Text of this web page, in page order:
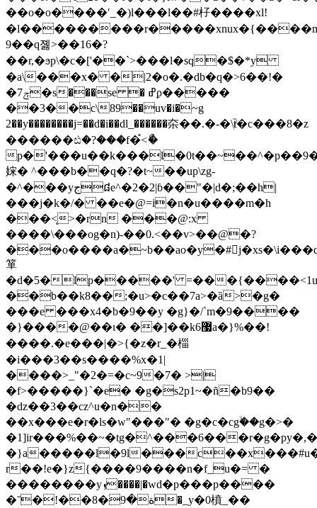
��o�o����ʹ_�)l���l��#杍����xl!
9��q졣>��16�?
��r,�ϧp\�c�['��`>���l�sq�$�*y
�a\���x� �|2�o�.�db�q�>6��!�
�ݼ7�s���se � ߝϼ�����
��3��c\89��uv�i�~g
2��y��������j=��d�i��dl_������㚓��.�-�\ⱦ֮�c���8�z
������ඪ�?���f�֩<ޯ�
㛽� ^���b��q�?�t~��up\zg-
�^���yج៨e^�2�2|ɓ��"�|d�;��h|
���j�k�/� ��e�@=i�n�u����m�h
���<̨>�rn ���@:x
����\���og�n)-��0.<��v>��@�?
箪
�d�5�lp�����' =��
��b��k8��;�u>�c��7a>�ȁ>�g�
���e ���x4�b�9��y �g}�/`m�9����
�}����@��ɩ� ��]��k6޷a�}%��!
����.�e���|�>{�z�r_�椔
�i���3��s����%x�1|
����>_"�2�=�c~9�7� >|
�f>�����}`�e� �g�s2p1~�ñ�b9��
�ǳ��3��cz^u�n��
��x���e�r�ls�w"���"� �g�c�cgۙ��g�>�
�}a�����l�9l���
r��!e�}z{����9����n�f_u�= �
��������yܙ����|�wd�p���p����
�˘�!��ة�9�8�_y�0橨_��